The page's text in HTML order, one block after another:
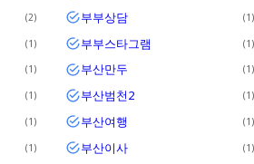
2 부부상담 1
1 부부스타그램 1
1 부산만두 1
1 부산범천2 1
1 부산여행 1
1 부산이사 1